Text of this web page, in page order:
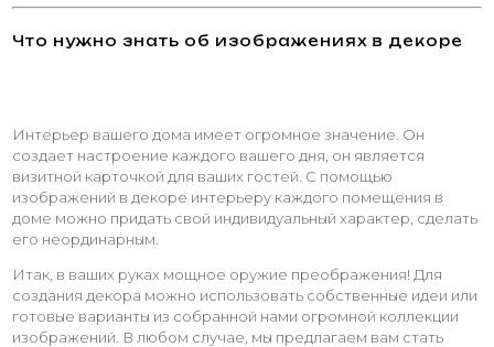
Что нужно знать об изображениях в декоре
Интерьер вашего дома имеет огромное значение. Он
создает настроение каждого вашего дня, он является
визитной карточкой для ваших гостей. С помощью
изображений в декоре интерьеру каждого помещения в
доме можно придать свой индивидуальный характер, сделать
его неординарным.
Итак, в ваших руках мощное оружие преображения! Для
создания декора можно использовать собственные идеи или
готовые варианты из собранной нами огромной коллекции
изображений. В любом случае, мы предлагаем вам стать